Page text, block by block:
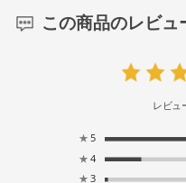
この商品のレビュ
レビュ
★ 5
★ 4
★ 3